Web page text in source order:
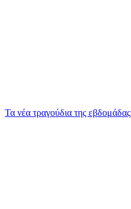
Τα νέα τραγούδια της εβδομάδας